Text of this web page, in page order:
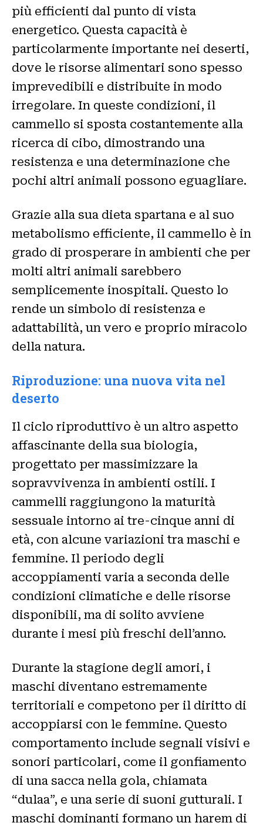
più efficienti dal punto di vista
energetico. Questa capacità è
particolarmente importante nei deserti,
dove le risorse alimentari sono spesso
imprevedibili e distribuite in modo
irregolare. In queste condizioni, il
cammello si sposta costantemente alla
ricerca di cibo, dimostrando una
resistenza e una determinazione che
pochi altri animali possono eguagliare.
Grazie alla sua dieta spartana e al suo
metabolismo efficiente, il cammello è in
grado di prosperare in ambienti che per
molti altri animali sarebbero
semplicemente inospitali. Questo lo
rende un simbolo di resistenza e
adattabilità, un vero e proprio miracolo
della natura.
Riproduzione: una nuova vita nel
deserto
Il ciclo riproduttivo è un altro aspetto
affascinante della sua biologia,
progettato per massimizzare la
sopravvivenza in ambienti ostili. I
cammelli raggiungono la maturità
sessuale intorno ai tre-cinque anni di
età, con alcune variazioni tra maschi e
femmine. Il periodo degli
accoppiamenti varia a seconda delle
condizioni climatiche e delle risorse
disponibili, ma di solito avviene
durante i mesi più freschi dell’anno.
Durante la stagione degli amori, i
maschi diventano estremamente
territoriali e competono per il diritto di
accoppiarsi con le femmine. Questo
comportamento include segnali visivi e
sonori particolari, come il gonfiamento
di una sacca nella gola, chiamata
“dulaa”, e una serie di suoni gutturali. I
maschi dominanti formano un harem di